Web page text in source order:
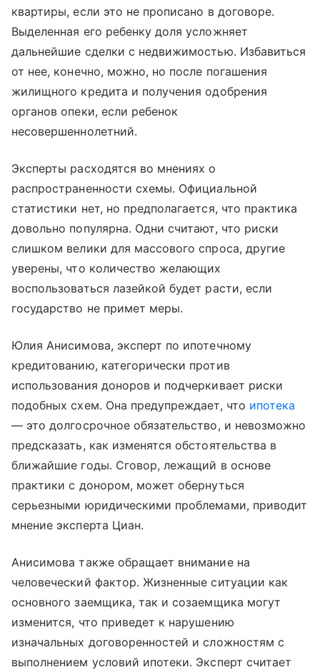
квартиры, если это не прописано в договоре.
Выделенная его ребенку доля усложняет
дальнейшие сделки с недвижимостью. Избавиться
от нее, конечно, можно, но после погашения
жилищного кредита и получения одобрения
органов опеки, если ребенок
несовершеннолетний.
Эксперты расходятся во мнениях о
распространенности схемы. Официальной
статистики нет, но предполагается, что практика
довольно популярна. Одни считают, что риски
слишком велики для массового спроса, другие
уверены, что количество желающих
воспользоваться лазейкой будет расти, если
государство не примет меры.
Юлия Анисимова, эксперт по ипотечному
кредитованию, категорически против
использования доноров и подчеркивает риски
подобных схем. Она предупреждает, что ипотека
— это долгосрочное обязательство, и невозможно
предсказать, как изменятся обстоятельства в
ближайшие годы. Сговор, лежащий в основе
практики с донором, может обернуться
серьезными юридическими проблемами, приводит
мнение эксперта Циан.
Анисимова также обращает внимание на
человеческий фактор. Жизненные ситуации как
основного заемщика, так и созаемщика могут
изменится, что приведет к нарушению
изначальных договоренностей и сложностям с
выполнением условий ипотеки. Эксперт считает